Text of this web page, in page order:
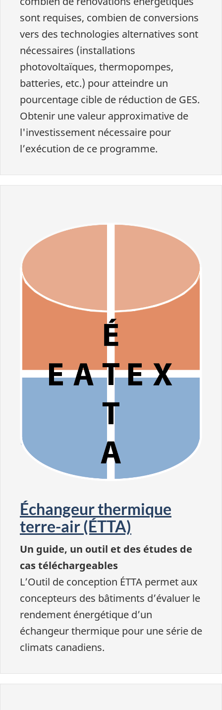
sont requises, combien de conversions
vers des technologies alternatives sont
nécessaires (installations
photovoltaïques, thermopompes,
batteries, etc.) pour atteindre un
pourcentage cible de réduction de GES.
Obtenir une valeur approximative de
l'investissement nécessaire pour
l’exécution de ce programme.
Échangeur thermique
terre-air (ÉTTA)
Un guide, un outil et des études de
cas téléchargeables
L’Outil de conception ÉTTA permet aux
concepteurs des bâtiments d’évaluer le
rendement énergétique d’un
échangeur thermique pour une série de
climats canadiens.